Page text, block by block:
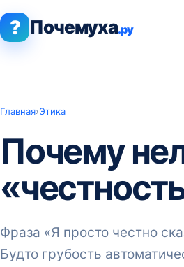
? Почемуха.ру
Главная›Этика
Почему
Фраза «Я просто честно
Будто грубость